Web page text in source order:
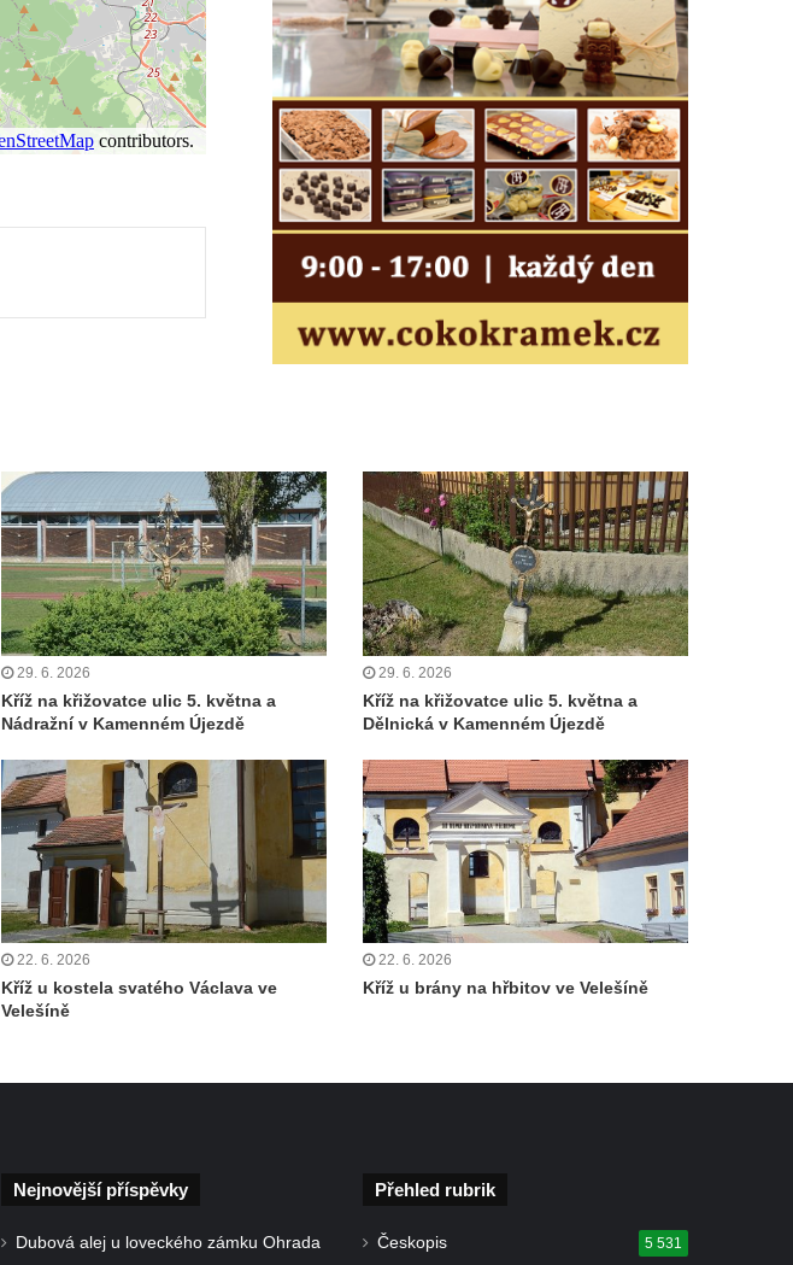
29. 6. 2026
Kříž na křižovatce ulic 5. května a
Nádražní v Kamenném Újezdě
29. 6. 2026
Kříž na křižovatce ulic 5. května a
Dělnická v Kamenném Újezdě
22. 6. 2026
Kříž u kostela svatého Václava ve
Velešíně
22. 6. 2026
Kříž u brány na hřbitov ve Velešíně
Nejnovější příspěvky
Dubová alej u loveckého zámku Ohrada
Přehled rubrik
Českopis 5 531